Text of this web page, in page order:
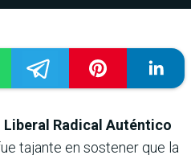
Radical Auténtico
tajante en sostener que la